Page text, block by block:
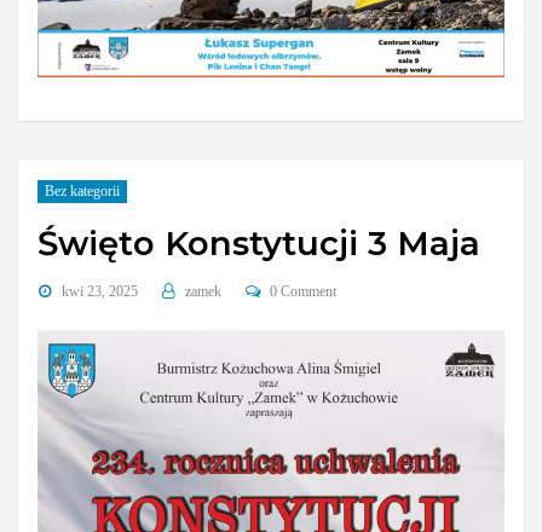
Bez kategorii
Święto Konstytucji 3 Maja
kwi 23, 2025 zamek 0 Comment